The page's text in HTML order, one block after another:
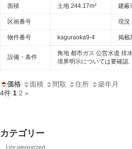
面積 土地 244.17m² 建蔽
区画番号 現況
物件番号 kaguraoka9-4 掲載
設備・条件
角地 都市ガス 公営水道 排
境界明示については要確認
価格 面積 間取 住所
築年月
4件 1 2 »
カテゴリー
Uncategorized